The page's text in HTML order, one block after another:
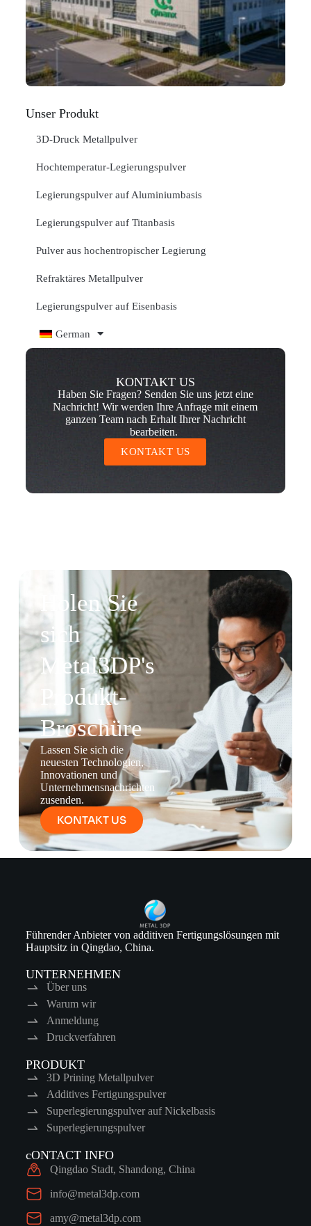
Unser Produkt
3D-Druck Metallpulver
Hochtemperatur-Legierungspulver
Legierungspulver auf Aluminiumbasis
Legierungspulver auf Titanbasis
Pulver aus hochentropischer Legierung
Refraktäres Metallpulver
Legierungspulver auf Eisenbasis
German
KONTAKT US
Haben Sie Fragen? Senden Sie uns jetzt eine
Nachricht! Wir werden Ihre Anfrage mit einem
ganzen Team nach Erhalt Ihrer Nachricht
bearbeiten.
KONTAKT US
Holen Sie
sich
Metal3DP's
Produkt-
Broschüre
Lassen Sie sich die
neuesten Technologien,
Innovationen und
Unternehmensnachrichten
zusenden.
KONTAKT US
Führender Anbieter von additiven Fertigungslösungen mit
Hauptsitz in Qingdao, China.
UNTERNEHMEN
Über uns
Warum wir
Anmeldung
Druckverfahren
PRODUKT
3D Prining Metallpulver
Additives Fertigungspulver
Superlegierungspulver auf Nickelbasis
Superlegierungspulver
cONTACT INFO
Qingdao Stadt, Shandong, China
info@metal3dp.com
amy@metal3dp.com